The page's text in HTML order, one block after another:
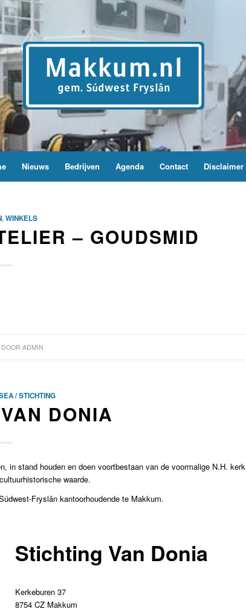
Nieuws Bedrijven Agenda Contact Disclaimer
,WINKELS
– GOUDSMID
DOORADMIN
/ STICHTING
DONIA
in stand houden en doen voortbestaan van de voormalige N.H. kerk
waarde.
Fryslân kantoorhoudende te Makkum.
Stichting Van Donia
Kerkeburen 37
8754 CZ Makkum